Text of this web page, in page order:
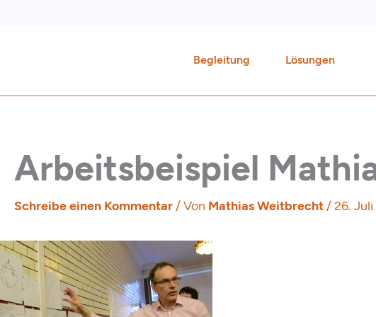
Begleitung Lösungen
Arbeitsbeispiel
Schreibe einen Kommentar/ Von Mathias Weitbrecht/26.